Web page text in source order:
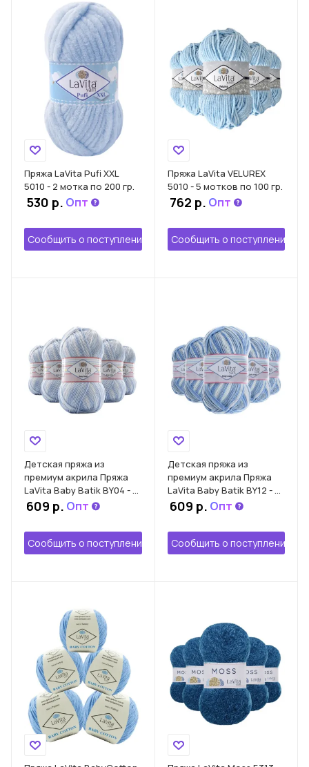
Пряжа LaVita Pufi XXL
5010 - 2 мотка по 200 гр.
530 р. Опт
Сообщить о поступлении
Пряжа LaVita VELUREX
5010 - 5 мотков по 100 гр.
762 р. Опт
Сообщить о поступлении
Детская пряжа из
премиум акрила Пряжа
LaVita Baby Batik BY04 - 5
мотков по 100 гр. меланж
609 р. Опт
Сообщить о поступлении
Детская пряжа из
премиум акрила Пряжа
LaVita Baby Batik BY12 - 5
мотков по 100 гр. меланж
609 р. Опт
Сообщить о поступлении